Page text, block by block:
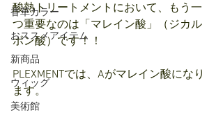
香草カラー
おススメアイテム
新商品
ウィッグ
美術館
酸熱トリートメントにおいて、もう一
つ重要なのは「マレイン酸」（ジカル
ボン酸）です！！
PLEXMENTでは、Aがマレイン酸になり
ます。